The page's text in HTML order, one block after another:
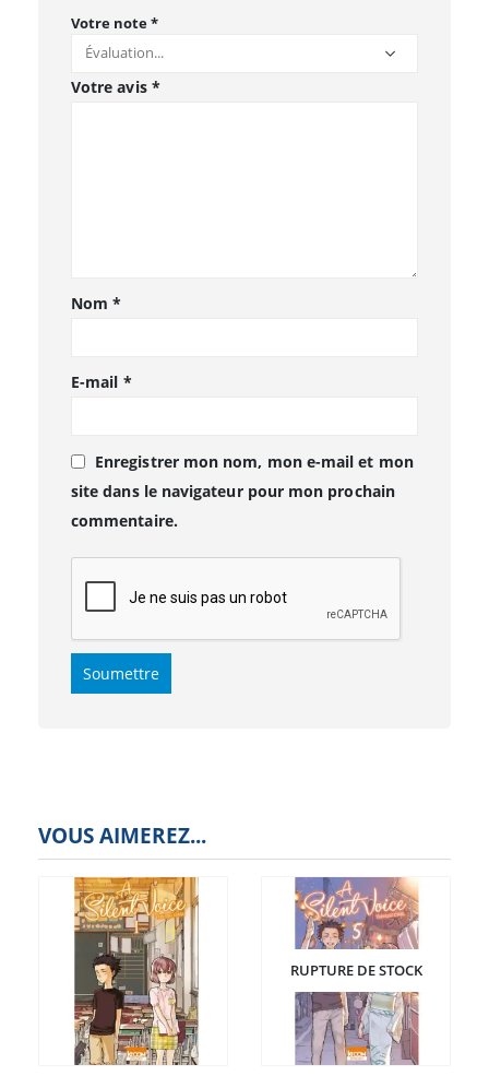
Votre note*
Votre avis *
Nom*
E-mail *
Enregistrer mon nom, mon e-mail et mon
site dans le navigateur pour mon prochain
commentaire.
VOUS AIMEREZ...
RUPTURE DE STOCK